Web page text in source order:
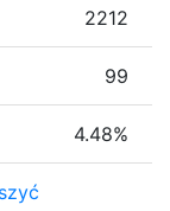
2212
99
4.48%